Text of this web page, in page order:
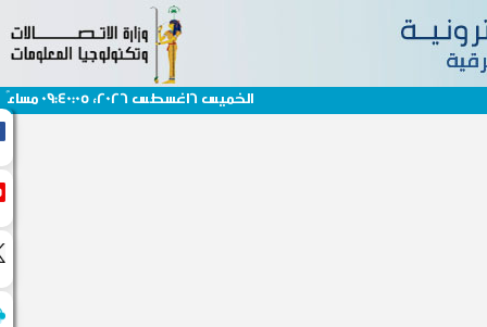
الخميس 6اغسطس 2026، 09:40:05 مساءً